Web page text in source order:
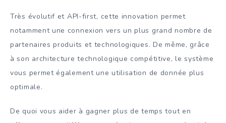
Très évolutif et API-first, cette innovation permet
notamment une connexion vers un plus grand nombre de
partenaires produits et technologiques. De même, grâce
à son architecture technologique compétitive, le système
vous permet également une utilisation de donnée plus
optimale.
De quoi vous aider à gagner plus de temps tout en